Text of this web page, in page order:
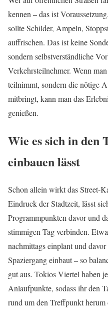
kennen – das ist
sollte Schilder, Ampeln,
auffrischen. Das ist keine
sondern selbstverständliche
Verkehrsteilnehmer. Wenn
teilnimmt, sondern die nötige
mitbringt, kann man das
genießen.
Wie es sich in den
einbauen lässt
Schon allein wirkt das Street-
Eindruck der Stadtzeit, lässt
Programmpunkten davor und
stimmigen Tag verbinden.
nachmittags einplant und
Spaziergang einbaut – so
gut aus. Tokios Viertel haben
Anlaufpunkte, sodass ihr den
rund um den Treffpunkt herum